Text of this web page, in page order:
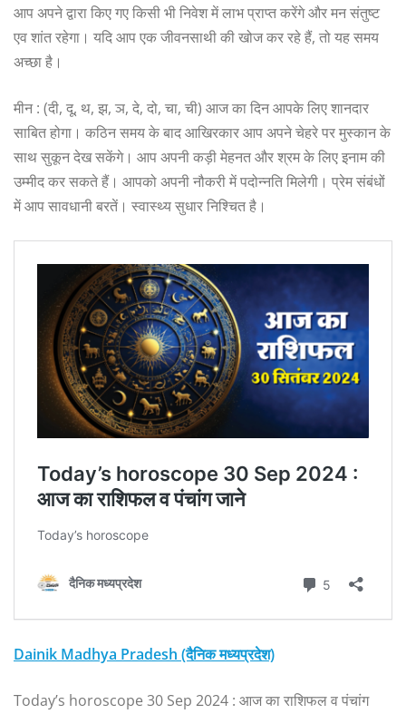
आप अपने द्वारा किए गए किसी भी निवेश में लाभ प्राप्त करेंगे और मन संतुष्ट
एव शांत रहेगा। यदि आप एक जीवनसाथी की खोज कर रहे हैं, तो यह समय
अच्छा है।
मीन : (दी, दू, थ, झ, ञ, दे, दो, चा, ची) आज का दिन आपके लिए शानदार
साबित होगा। कठिन समय के बाद आखिरकार आप अपने चेहरे पर मुस्कान के
साथ सुकून देख सकेंगे। आप अपनी कड़ी मेहनत और श्रम के लिए इनाम की
उम्मीद कर सकते हैं। आपको अपनी नौकरी में पदोन्नति मिलेगी। प्रेम संबंधों
में आप सावधानी बरतें। स्वास्थ्य सुधार निश्चित है।
Dainik Madhya Pradesh (दैनिक मध्यप्रदेश)
Today’s horoscope 30 Sep 2024 : आज का राशिफल व पंचांग